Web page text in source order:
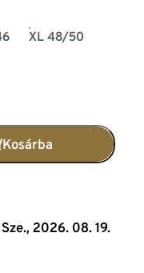
XL 48/50
Kosárba
2026. 08. 19.